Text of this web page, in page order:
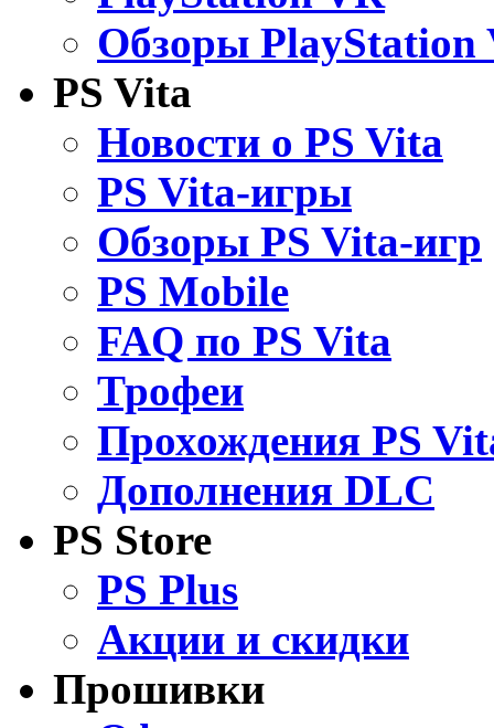
Обзоры PlayStation
PS Vita
Новости о PS Vita
PS Vita-игры
Обзоры PS Vita-игр
PS Mobile
FAQ по PS Vita
Трофеи
Прохождения PS
Дополнения DLC
PS Store
PS Plus
Акции и скидки
Прошивки